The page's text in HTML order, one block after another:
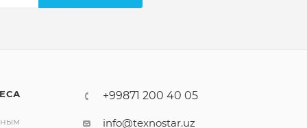
+99871 200 40 05
info@texnostar.uz